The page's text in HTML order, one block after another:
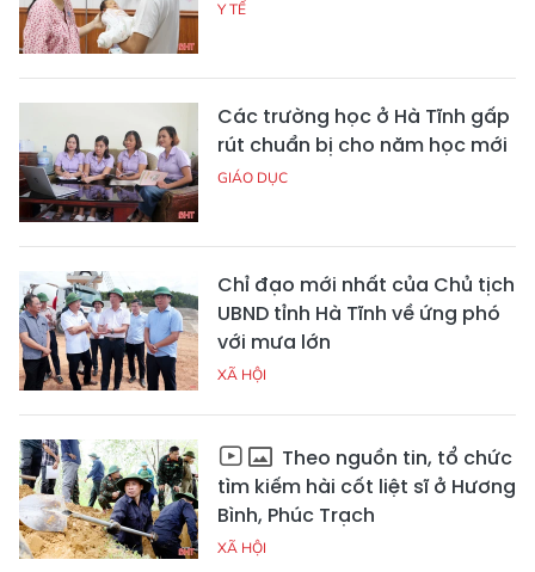
Y TẾ
Các trường học ở Hà Tĩnh gấp
rút chuẩn bị cho năm học mới
GIÁO DỤC
Chỉ đạo mới nhất của Chủ tịch
UBND tỉnh Hà Tĩnh về ứng phó
với mưa lớn
XÃ HỘI
Theo nguồn tin, tổ chức
tìm kiếm hài cốt liệt sĩ ở Hương
Bình, Phúc Trạch
XÃ HỘI